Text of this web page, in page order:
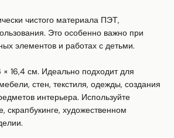
чистого материала ПЭТ,
Это особенно важно при
элементов и работах с детьми.
× 16,4 см. Идеально подходит для
стен, текстиля, одежды, создания
интерьера. Используйте
скрапбукинге, художественном